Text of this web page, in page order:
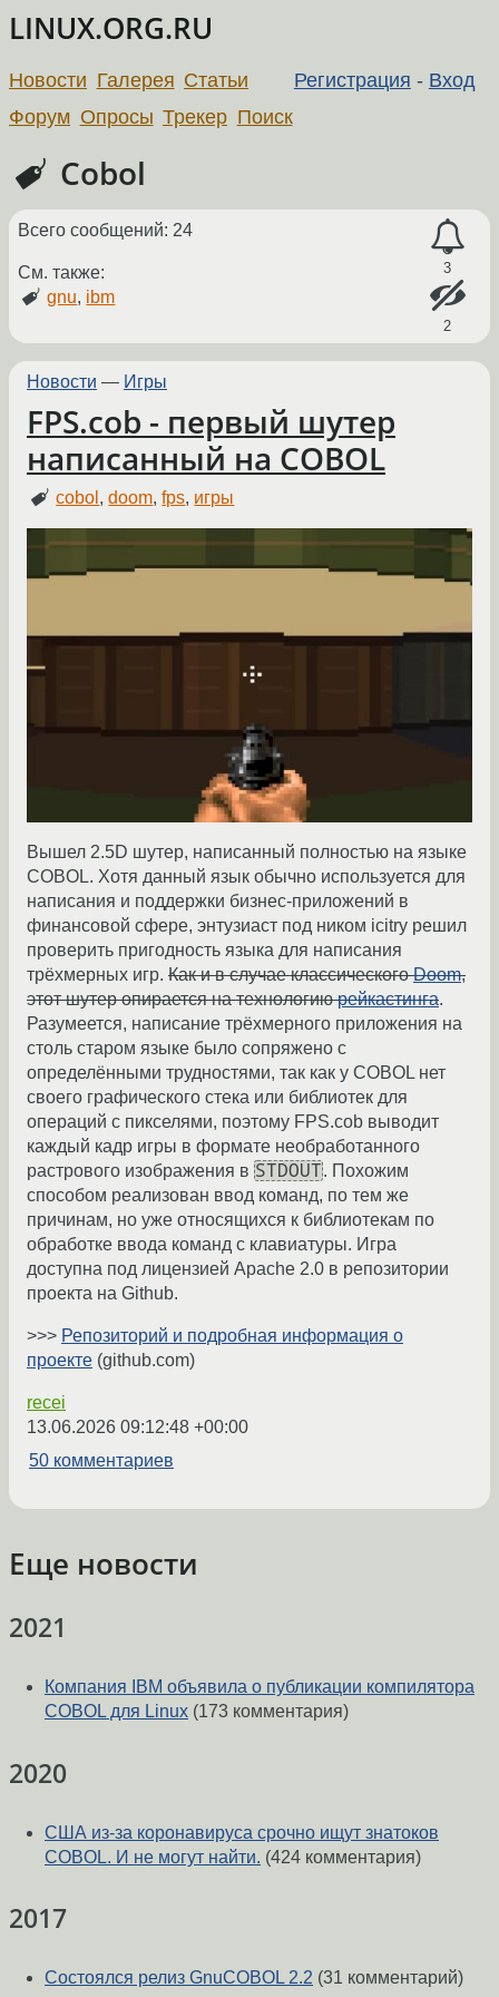
LINUX.ORG.RU
Регистрация - Вход
Новости Галерея Статьи
Форум Опросы Трекер Поиск
Cobol
3
2
Всего сообщений: 24
См. также:
gnu, ibm
Новости — Игры
FPS.cob - первый шутер
написанный на COBOL
cobol ,doom,fps, игры
Вышел 2.5D шутер, написанный полностью на языке
COBOL. Хотя данный язык обычно используется для
написания и поддержки бизнес-приложений в
финансовой сфере, энтузиаст под ником icitry решил
проверить пригодность языка для написания
трёхмерных игр. Как и в случае классическогоDoom,
этот шутер опирается на технологиюрейкастинга.
Разумеется, написание трёхмерного приложения на
столь старом языке было сопряжено с
определёнными трудностями, так как у COBOL нет
своего графического стека или библиотек для
операций с пикселями, поэтому FPS.cob выводит
каждый кадр игры в формате необработанного
растрового изображения в STDOUT. Похожим
способом реализован ввод команд, по тем же
причинам, но уже относящихся к библиотекам по
обработке ввода команд с клавиатуры. Игра
доступна под лицензией Apache 2.0 в репозитории
проекта на Github.
>>> Репозиторий и подробная информация о
проекте (github.com)
recei
13.06.2026 09:12:48 +00:00
50 комментариев
Еще новости
2021
Компания IBM объявила о публикации компилятора
COBOL для Linux (173 комментария)
2020
США из-за коронавируса срочно ищут знатоков
COBOL. И не могут найти. (424 комментария)
2017
Состоялся релиз GnuCOBOL 2.2 (31 комментарий)